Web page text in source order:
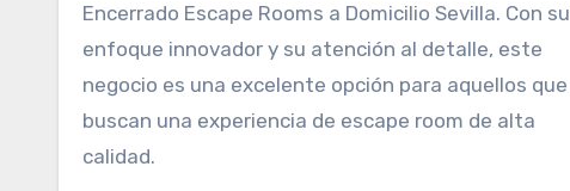
Encerrado Escape Rooms a Domicilio Sevilla. Con su
enfoque innovador y su atención al detalle, este
negocio es una excelente opción para aquellos que
buscan una experiencia de escape room de alta
calidad.